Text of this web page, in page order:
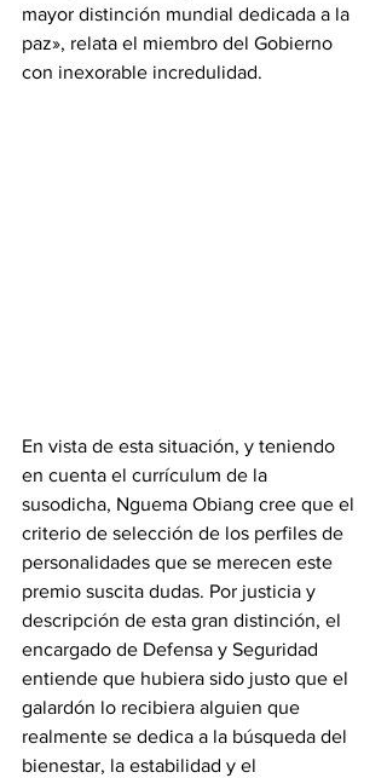
mayor distinción mundial dedicada a la
paz», relata el miembro del Gobierno
con inexorable incredulidad.
‎En vista de esta situación, y teniendo
en cuenta el currículum de la
susodicha, Nguema Obiang cree que el
criterio de selección de los perfiles de
personalidades que se merecen este
premio suscita dudas. Por justicia y
descripción de esta gran distinción, el
encargado de Defensa y Seguridad
entiende que hubiera sido justo que el
galardón lo recibiera alguien que
realmente se dedica a la búsqueda del
bienestar, la estabilidad y el